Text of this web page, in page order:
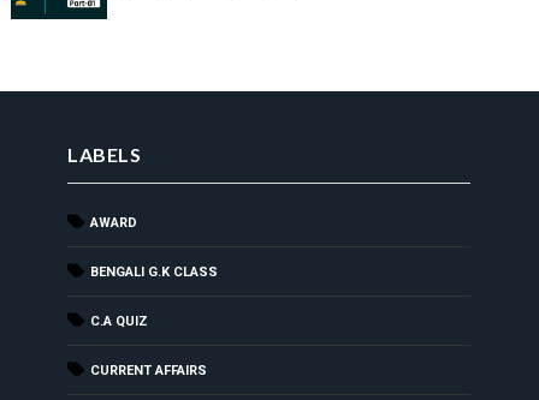
LABELS
AWARD
BENGALI G.K CLASS
C.A QUIZ
CURRENT AFFAIRS